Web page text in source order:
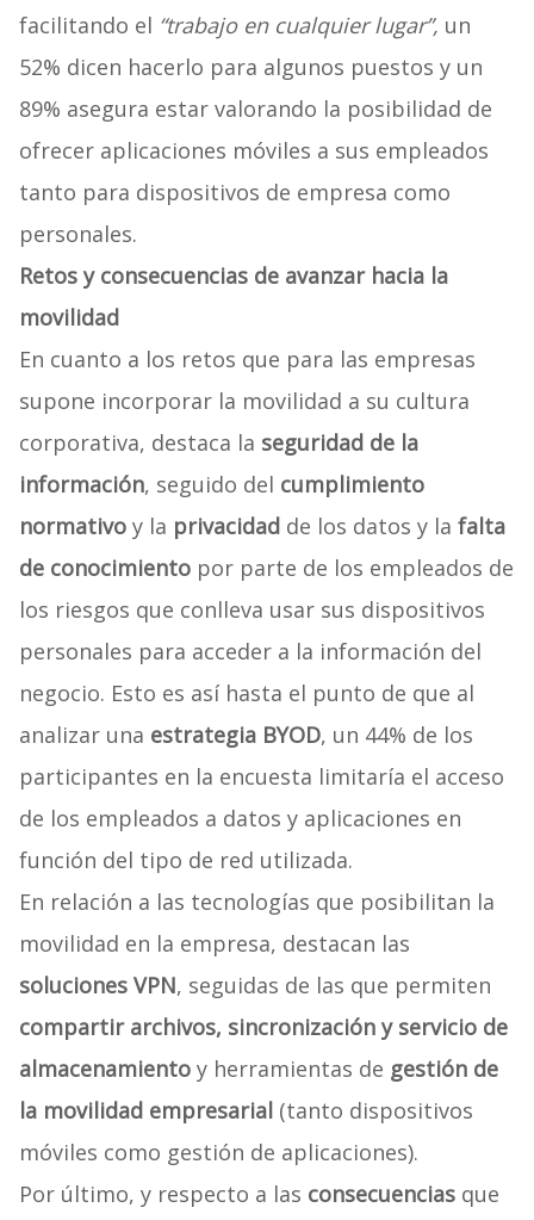
facilitando el “trabajo en cualquier lugar”, un
52% dicen hacerlo para algunos puestos y un
89% asegura estar valorando la posibilidad de
ofrecer aplicaciones móviles a sus empleados
tanto para dispositivos de empresa como
personales.
Retos y consecuencias de avanzar hacia la
movilidad
En cuanto a los retos que para las empresas
supone incorporar la movilidad a su cultura
corporativa, destaca la seguridad de la
información, seguido del cumplimiento
normativoy la privacidad de los datos y la falta
de conocimientopor parte de los empleados de
los riesgos que conlleva usar sus dispositivos
personales para acceder a la información del
negocio. Esto es así hasta el punto de que al
analizar una estrategia BYOD, un 44% de los
participantes en la encuesta limitaría el acceso
de los empleados a datos y aplicaciones en
función del tipo de red utilizada.
En relación a las tecnologías que posibilitan la
movilidad en la empresa, destacan las
soluciones VPN, seguidas de las que permiten
compartir archivos, sincronización y servicio de
almacenamientoy herramientas de gestión de
la movilidad empresarial(tanto dispositivos
móviles como gestión de aplicaciones).
Por último, y respecto a las consecuencias que